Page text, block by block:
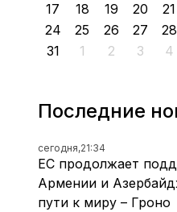
17
18 19 20 21
24
25 26 27 28
31
1 2 3 4
Последние
сегодня,21:34
ЕС продолжает
Армении и
пути к миру – Гроно